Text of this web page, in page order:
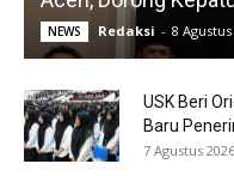
NEWS Redaksi - 8 Agustus
USK Beri
Baru
7 Agustus 2026